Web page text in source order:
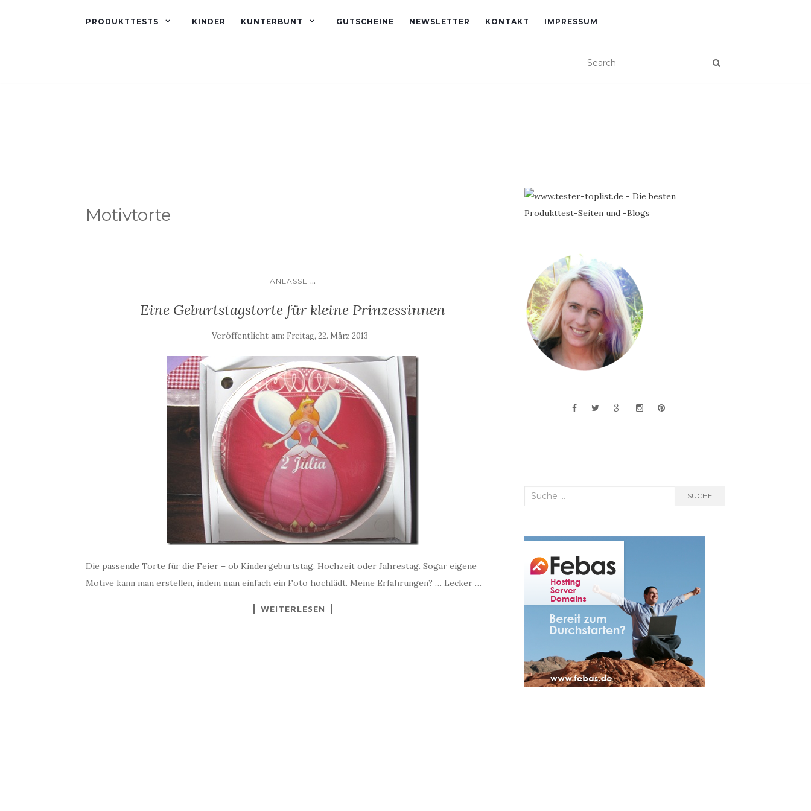
PRODUKTTESTS KINDER KUNTERBUNT GUTSCHEINE NEWSLETTER KONTAKT IMPRESSUM
Motivtorte
ANLÄSSE ...
Eine Geburtstagstorte für kleine Prinzessinnen
Veröffentlicht am: Freitag, 22. März 2013
Die passende Torte für die Feier – ob Kindergeburtstag, Hochzeit oder Jahrestag. Sogar eigene
Motive kann man erstellen, indem man einfach ein Foto hochlädt. Meine Erfahrungen? … Lecker …
WEITERLESEN
Suche
SUCHE